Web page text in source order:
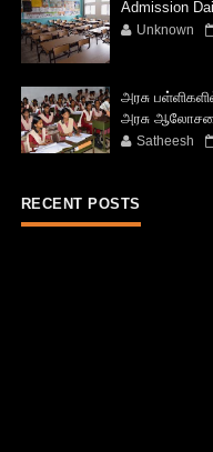
Admission
Unknown
அரசு
அரசு
Satheesh
RECENT POSTS